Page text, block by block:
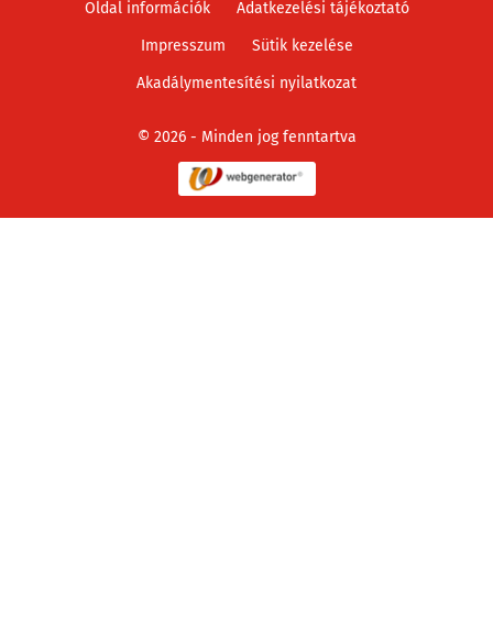
© 2026 - Minden jog fenntartva
Oldal információk
Adatkezelési tájékoztató
Impresszum
Sütik kezelése
Akadálymentesítési nyilatkozat